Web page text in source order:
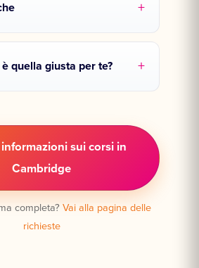
quella giusta per te?
sui corsi in
Cambridge
completa? Vai alla pagina delle
richieste